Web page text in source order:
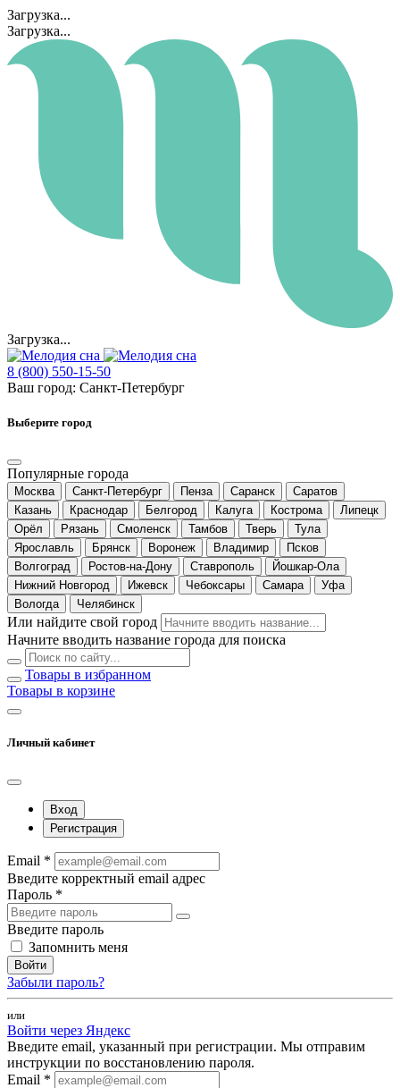
Загрузка...
Загрузка...
Загрузка...
8 (800) 550-15-50
Ваш город: Санкт-Петербург
Выберите город
Популярные города
Москва Санкт-Петербург Пенза Саранск
Саратов
Казань
Краснодар Белгород Калуга Кострома
Липецк
Орёл
Рязань Смоленск Тамбов Тверь
Тула
Ярославль
Брянск Воронеж Владимир
Псков
Волгоград
Ростов-на-Дону Ставрополь
Йошкар-Ола
Нижний Новгород
Ижевск Чебоксары Самара
Уфа
Вологда
Челябинск
Или найдите свой город
Начните вводить название города для поиска
Товары в избранном
Товары в корзине
Личный кабинет
Вход
Регистрация
Email *
Введите корректный email адрес
Пароль *
Введите пароль
Запомнить меня
Войти
Забыли пароль?
или
Войти через Яндекс
Введите email, указанный при регистрации. Мы отправим
инструкции по восстановлению пароля.
Email *